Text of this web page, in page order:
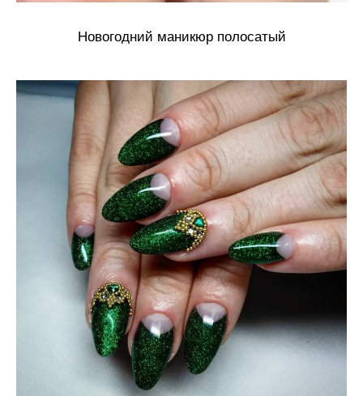
Новогодний маникюр полосатый